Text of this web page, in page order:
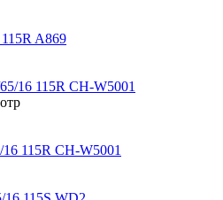
A869
115R CH-W5001